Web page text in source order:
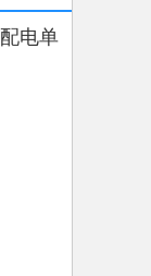
电单